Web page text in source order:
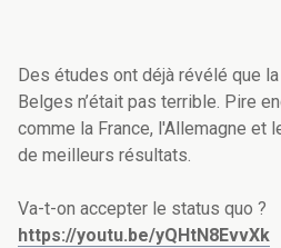
Des études ont déjà révélé que
Belges n’était pas terrible. Pire
comme la France, l'Allemagne et
de meilleurs résultats.
Va-t-on accepter le status quo ?
https://youtu.be/yQHtN8EvvXk